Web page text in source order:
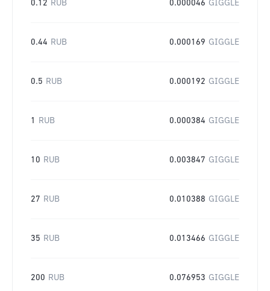
0.12 RUB 0.000046 GIGGLE
0.44 RUB 0.000169 GIGGLE
0.5 RUB 0.000192 GIGGLE
1 RUB 0.000384 GIGGLE
10 RUB 0.003847 GIGGLE
27 RUB 0.010388 GIGGLE
35 RUB 0.013466 GIGGLE
200 RUB 0.076953 GIGGLE